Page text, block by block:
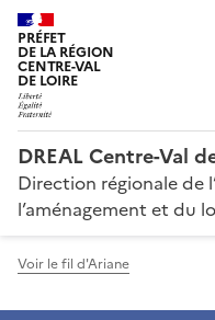
PRÉFET
DE LA RÉGION
CENTRE-VAL
DE LOIRE
DREAL Centre-Val
Direction régionale de
l’aménagement et du
Voir le fil d'Ariane